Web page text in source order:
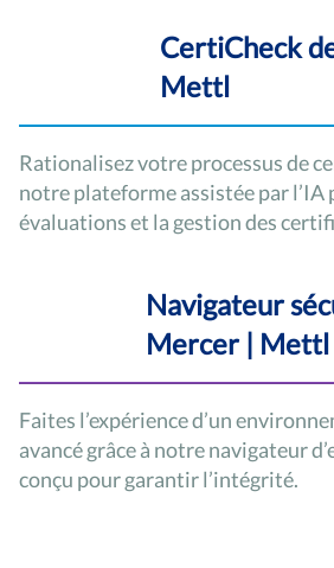
CertiCheck
Mettl
Rationalisez votre processus de
notre plateforme assistée par l’IA
évaluations et la gestion des
Navigateur
Mercer | Mettl
Faites l’expérience d’un
avancé grâce à notre navigateur
conçu pour garantir l’intégrité.